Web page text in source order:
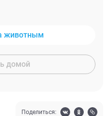
животным
домой
Поделиться: